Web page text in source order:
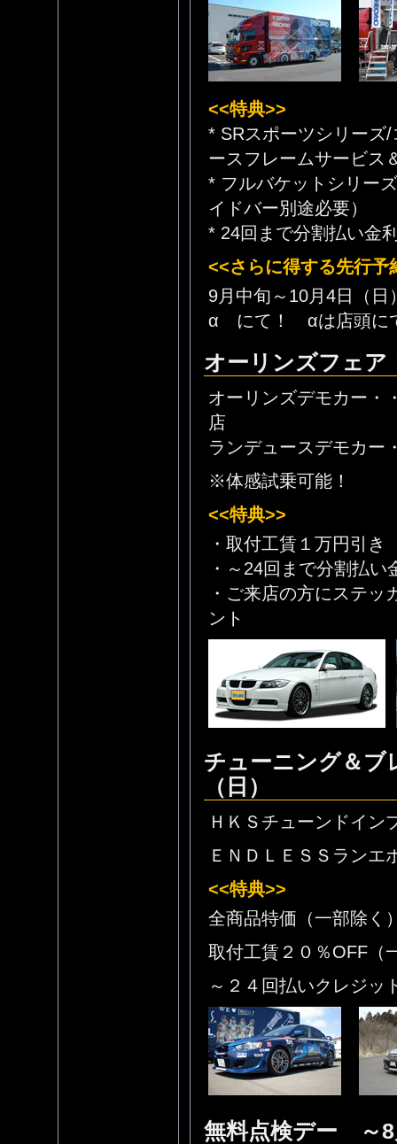
<<特典>>
* SRスポーツシリーズ
ースフレームサービス
* フルバケットシリー
イドバー別途必要）
* 24回まで分割払い金
<<さらに得する先行予
9月中旬～10月4日（
α にて！ αは店頭に
オーリンズフェ
オーリンズデモカー
店
ランデュースデモカ
※体感試乗可能！
<<特典>>
・取付工賃１万円引き
・～24回まで分割払い
・ご来店の方にステ
ント
チューニング＆
（日）
ＨＫＳチューンドイン
ＥＮＤＬＥＳＳラン
<<特典>>
全商品特価（一部除く
取付工賃２０％OFF（
～２４回払いクレジッ
無料点検デー ～8